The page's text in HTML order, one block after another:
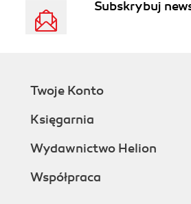
Subskrybuj
Twoje Konto
Księgarnia
Wydawnictwo Helion
Współpraca